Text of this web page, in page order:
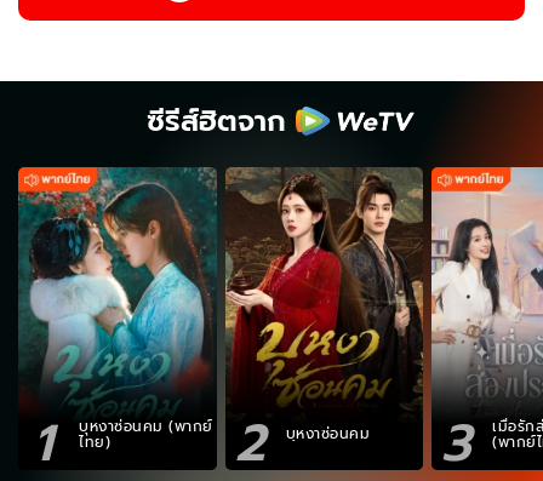
ซีรีส์ฮิตจาก
1 บุหงาซ่อนคม (พากย์
ไทย) 2 บุหงาซ่อนคม 3 เมื่อรัก
(พากย์